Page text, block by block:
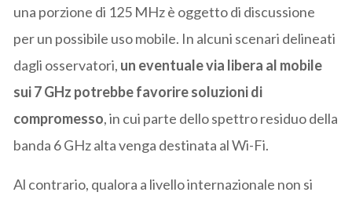
una porzione di 125 MHz è oggetto di discussione
per un possibile uso mobile. In alcuni scenari delineati
dagli osservatori, un eventuale via libera al mobile
sui 7 GHz potrebbe favorire soluzioni di
compromesso, in cui parte dello spettro residuo della
banda 6 GHz alta venga destinata al Wi-Fi.
Al contrario, qualora a livello internazionale non si